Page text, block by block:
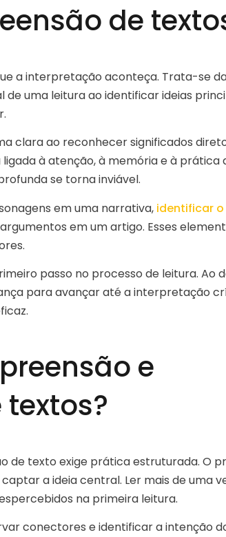
de
a interpretação aconteça. Trata-se
uma leitura ao identificar ideias
clara ao reconhecer significados
à atenção, à memória e à prática
se torna inviável.
em uma narrativa, identificar
em um artigo. Esses
passo no processo de leitura. Ao
para avançar até a interpretação
e
de texto exige prática estruturada. O
a ideia central. Ler mais de uma
na primeira leitura.
conectores e identificar a intenção